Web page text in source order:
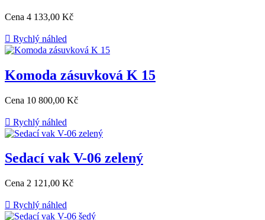
Cena 4 133,00 Kč
 Rychlý náhled
Komoda zásuvková K 15
Cena 10 800,00 Kč
 Rychlý náhled
Sedací vak V-06 zelený
Cena 2 121,00 Kč
 Rychlý náhled